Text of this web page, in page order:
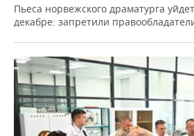
Пьеса норвежского драматурга
декабре: запретили